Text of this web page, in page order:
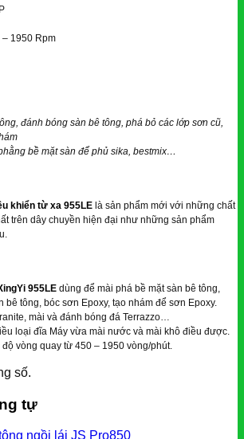
– 1950 Rpm
đánh bóng sàn bê tông, phá bỏ các lớp sơn cũ,
bề mặt sàn để phủ sika, bestmix…
khiển từ xa 955LE là sản phẩm mới với những chất
trên dây chuyền hiện đại như những sản phẩm
955LE dùng để mài phá bề mặt sàn bê tông,
bê tông, bóc sơn Epoxy, tạo nhám để sơn Epoxy.
mài và đánh bóng đá Terrazzo…
loại đĩa Máy vừa mài nước và mài khô điều được.
vòng quay từ 450 – 1950 vòng/phút.
số.
tự